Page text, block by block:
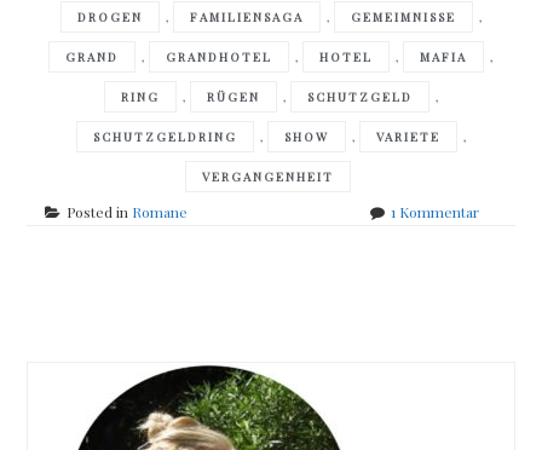
DROGEN , FAMILIENSAGA , GEMEIMNISSE ,
GRAND , GRANDHOTEL , HOTEL , MAFIA ,
RING , RÜGEN , SCHUTZGELD ,
SCHUTZGELDRING , SHOW , VARIETE ,
VERGANGENHEIT
Posted in Romane 1 Kommentarzu
navigation